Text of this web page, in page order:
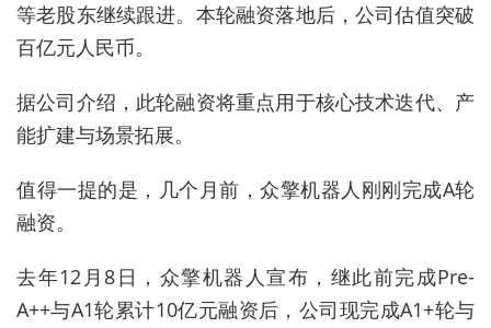
等老股东继续跟进。本轮融资落地后，公司估值突破
百亿元人民币。
据公司介绍，此轮融资将重点用于核心技术迭代、产
能扩建与场景拓展。
值得一提的是，几个月前，众擎机器人刚刚完成A轮
融资。
去年12 月 8日，众擎机器人宣布，继此前完成Pre-
A++与A1轮累计10亿元融资后，公司现完成A1+轮与